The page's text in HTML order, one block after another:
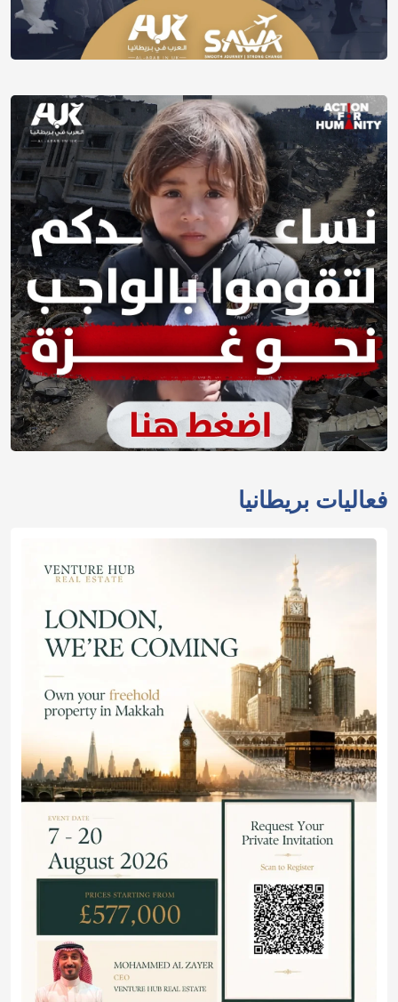
فعاليات بريطانيا
«فنتشر هب العقارية» تطلق جولة تعريفية حصرية في
لندن للتملك الاستثماري بمشروع “وجهة مسار” في